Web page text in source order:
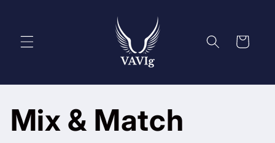
Cart
Mix & Match